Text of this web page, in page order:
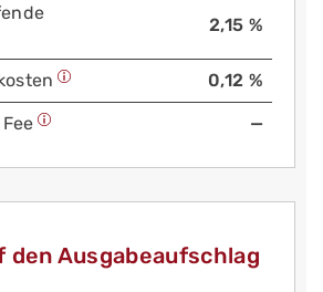
2,15 %
0,12 %
—
den Ausgabeaufschlag